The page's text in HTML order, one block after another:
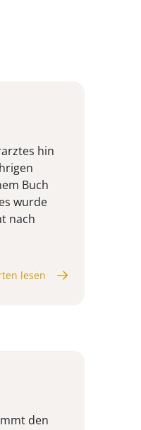
hin
Buch
wurde
nach
lesen
den